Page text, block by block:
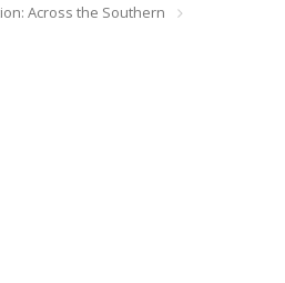
Across the Southern